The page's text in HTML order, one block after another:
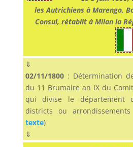
les Autrichiens à Marengo,
Consul, rétablit à Milan la
————-
⇓
02/11/1800: Détermination
du 11 Brumaire an IX du
qui divise le département
districts ou
texte)
⇓